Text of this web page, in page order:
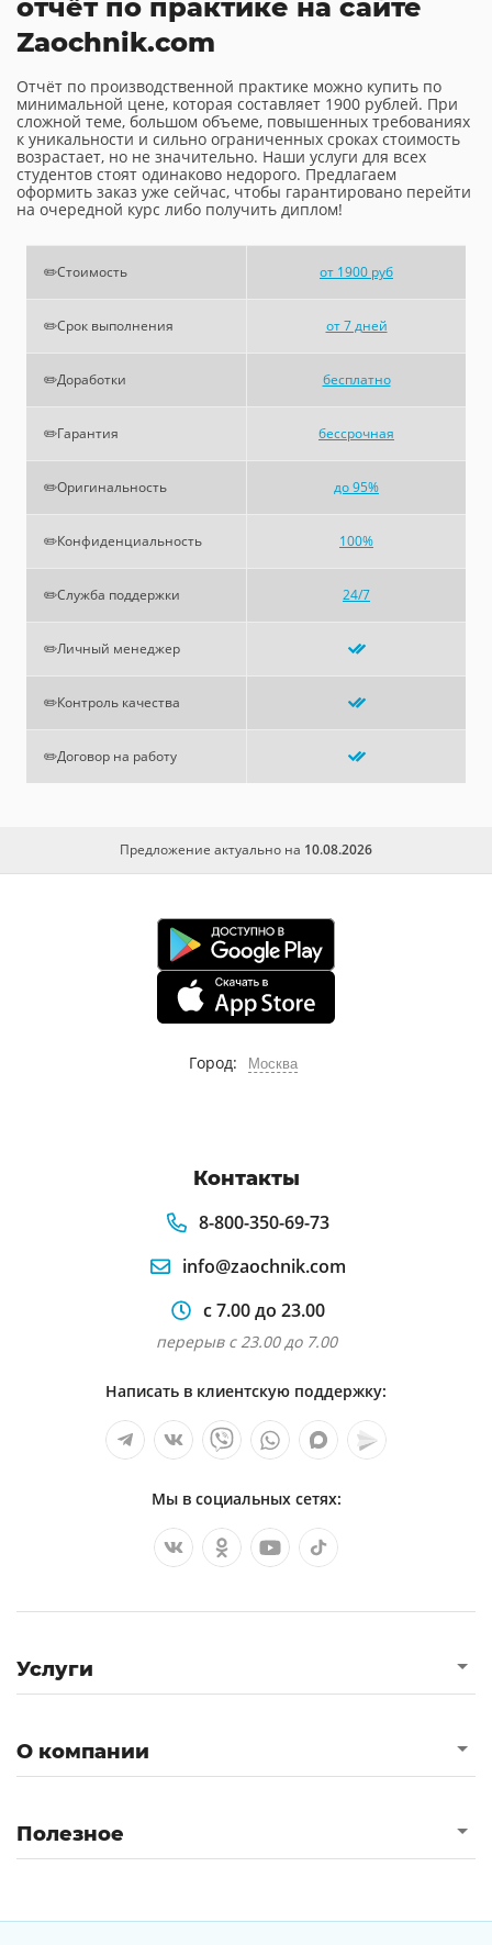
отчёт по практике на сайте
Zaochnik.com
Отчёт по производственной практике можно купить по
минимальной цене, которая составляет 1900 рублей. При
сложной теме, большом объеме, повышенных требованиях
к уникальности и сильно ограниченных сроках стоимость
возрастает, но не значительно. Наши услуги для всех
студентов стоят одинаково недорого. Предлагаем
оформить заказ уже сейчас, чтобы гарантировано перейти
на очередной курс либо получить диплом!
✏️Стоимость от 1900 руб
✏️Срок выполнения от 7 дней
✏️Доработки бесплатно
✏️Гарантия бессрочная
✏️Оригинальность до 95%
✏️Конфиденциальность 100%
✏️Служба поддержки 24/7
✏️Личный менеджер
✏️Контроль качества
✏️Договор на работу
Предложение актуально на 10.08.2026
Город: Москва
Контакты
8-800-350-69-73
info@zaochnik.com
с 7.00 до 23.00
перерыв с 23.00 до 7.00
Написать в клиентскую поддержку:
Мы в социальных сетях:
Услуги
О компании
Полезное